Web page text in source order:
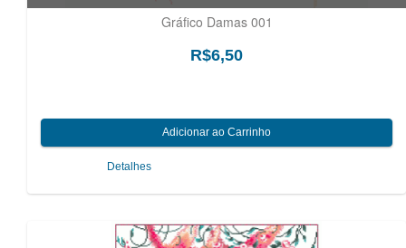
Gráfico Damas 001
R$6,50
Detalhes